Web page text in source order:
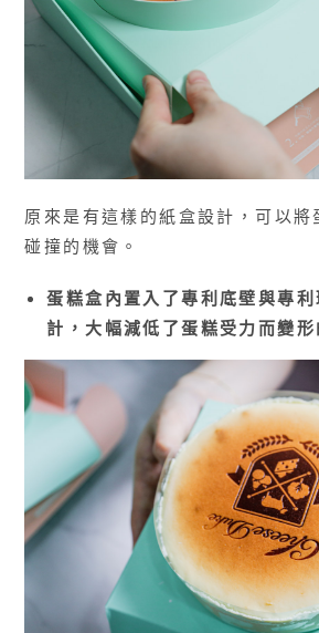
原來是有這樣的紙盒設計，可以將
碰撞的機會。
蛋糕盒內置入了專利底壁與專
計，大幅減低了蛋糕受力而變形